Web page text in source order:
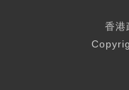
香港